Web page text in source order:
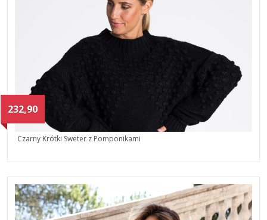
232,90
Czarny Krótki Sweter z Pomponikami